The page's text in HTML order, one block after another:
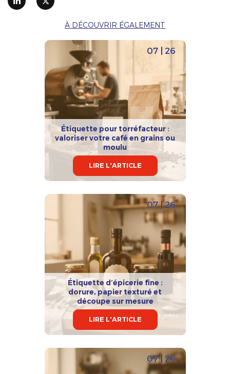
À DÉCOUVRIR ÉGALEMENT
07 | 26
Étiquette pour torréfacteur :
valoriser votre café en grains ou
moulu
LIRE L'ARTICLE
07 | 26
Étiquette d’épicerie fine :
dorure, papier texturé et
découpe sur mesure
LIRE L'ARTICLE
07 | 26